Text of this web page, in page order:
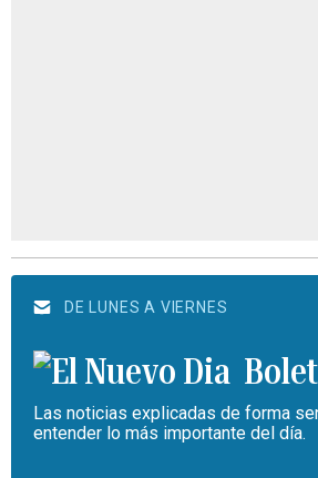
DE LUNES A VIERNES
Las noticias explicadas de forma
entender lo más importante del día.